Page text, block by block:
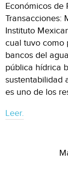
Económicos de
Transacciones:
Instituto
cual tuvo como
bancos del
pública hídrica
sustentabilidad
es uno de los
Leer.